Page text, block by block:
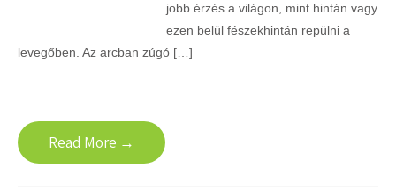
jobb érzés a világon, mint hintán vagy
ezen belül fészekhintán repülni a
levegőben. Az arcban zúgó […]
Read More →